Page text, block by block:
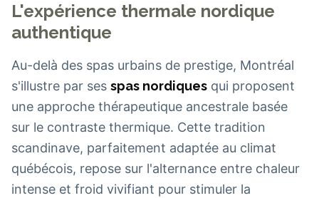
L'expérience thermale nordique
authentique
Au-delà des spas urbains de prestige, Montréal
s'illustre par ses spas nordiques qui proposent
une approche thérapeutique ancestrale basée
sur le contraste thermique. Cette tradition
scandinave, parfaitement adaptée au climat
québécois, repose sur l'alternance entre chaleur
intense et froid vivifiant pour stimuler la